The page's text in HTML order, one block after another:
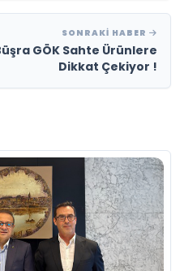
SONRAKI HABER
GÖK Sahte Ürünlere
Dikkat Çekiyor !